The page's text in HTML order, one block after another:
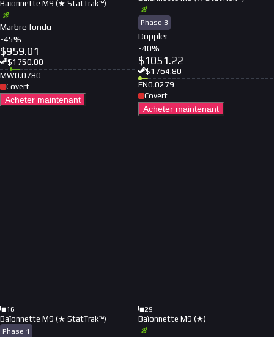
Baïonnette M9 (★ StatTrak™)
Marbre fondu
-45%
$959.01
$1750.00
MW0.0780
Covert
Acheter maintenant
Phase 3
Doppler
-40%
$1051.22
$1764.80
FN0.0279
Covert
Acheter maintenant
16
Baïonnette M9 (★ StatTrak™)
Phase 1
29
Baïonnette M9 (★)